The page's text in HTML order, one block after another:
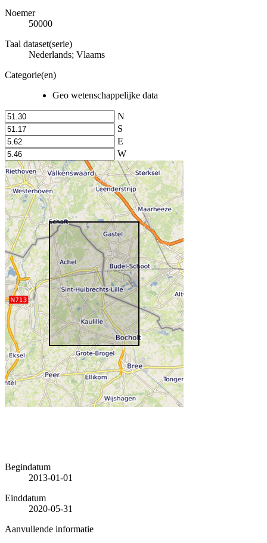
Noemer
50000
Taal dataset(serie)
Nederlands; Vlaams
Categorie(en)
Geo wetenschappelijke data
N
S
E
W
Begindatum
2013-01-01
Einddatum
2020-05-31
Aanvullende informatie